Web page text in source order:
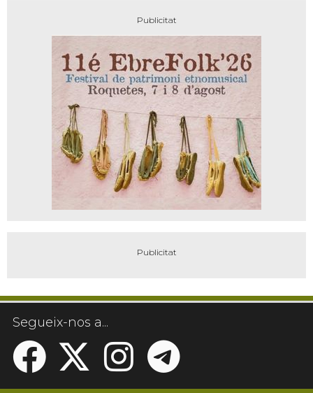
Segueix-nos a...